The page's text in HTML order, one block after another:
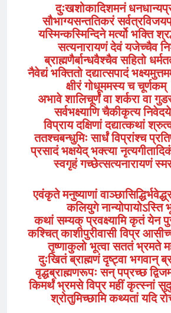
दुःखशोकादिशमनं
सौभाग्यसन्ततिकरं
यस्मिन्कस्मिन्दिने मर्त्यो भक्ति
सत्यनारायणं देवं यजेच्चैव
ब्राह्मणैर्बान्धवैश्चैव सहितो
नैवेद्यं भक्तितो दद्यात्सपादं
क्षीरं गोधूममस्य च
अभावे शालिचूर्णं वा शर्करा वा
सर्वभक्ष्याणि चैकीकृत्य
विप्राय दक्षिणां दद्यात्कथां
ततश्चबन्धुमिः सार्धं विप्रांश्च
प्रसादं भक्षयेद् भक्त्या
स्वगृहं गच्छेत्सत्यनारायणं
एवंकृते मनुष्याणां
कलियुगे
कथां सम्यक् प्रवक्ष्यामि कृतं येन
कश्चित् काशीपुरीवासी विप्र आसीच्च
तृष्णाकुलो भूत्वा सततं भ्रमते
दुःखितं ब्राह्मणं दृष्ट्वा भगवान्
वृद्धब्राह्मणरूपः सन् पप्रच्छ
किमर्थं भ्रमसे विप्र महीं कृत्स्नां
श्रोतुमिच्छामि कथ्यतां यदि